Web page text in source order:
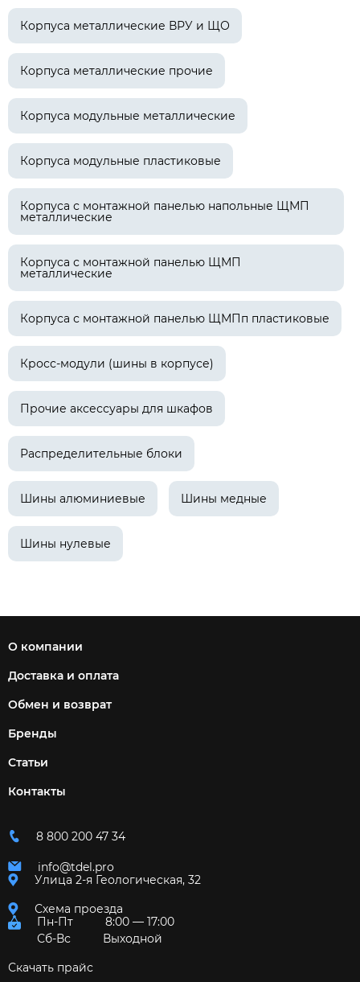
Корпуса металлические ВРУ и ЩО
Корпуса металлические прочие
Корпуса модульные металлические
Корпуса модульные пластиковые
Корпуса с монтажной панелью напольные ЩМП
металлические
Корпуса с монтажной панелью ЩМП
металлические
Корпуса с монтажной панелью ЩМПп пластиковые
Кросс-модули (шины в корпусе)
Прочие аксессуары для шкафов
Распределительные блоки
Шины алюминиевые Шины медные
Шины нулевые
О компании
Доставка и оплата
Обмен и возврат
Бренды
Статьи
Контакты
8 800 200 47 34
info@tdel.pro
Улица 2-я Геологическая, 32
Схема проезда
Пн-Пт
8:00 — 17:00
Сб-Вс
Выходной
Скачать прайс